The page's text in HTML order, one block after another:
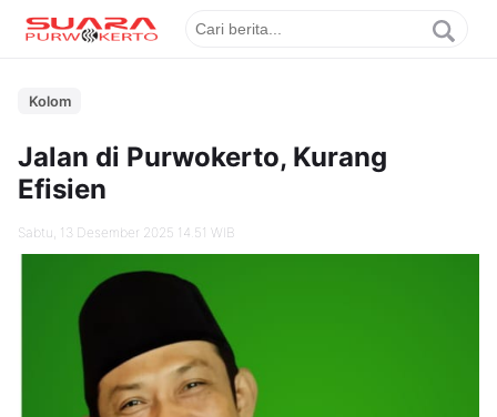
Kolom
Jalan di Purwokerto, Kurang
Efisien
Sabtu, 13 Desember 2025 14.51 WIB